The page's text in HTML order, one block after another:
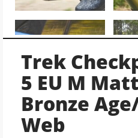
Trek
5 EU M
Bronze
Web